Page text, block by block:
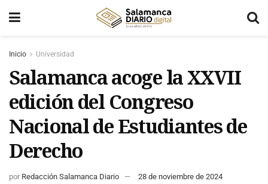
Inicio Universidad
Salamanca acoge la XXVII
edición del Congreso
Nacional de Estudiantes de
Derecho
por Redacción Salamanca Diario 28 de noviembre de 2024